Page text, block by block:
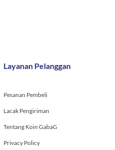
Layanan Pelanggan
Pesanan Pembeli
Lacak Pengiriman
Tentang Koin GabaG
Privacy Policy